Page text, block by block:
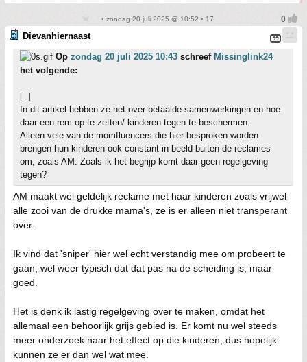
• zondag 20 juli 2025 @ 10:52 • 17
Dievanhiernaast
Op zondag 20 juli 2025 10:43 schreef Missinglink24
het volgende:
[..]
In dit artikel hebben ze het over betaalde samenwerkingen en hoe
daar een rem op te zetten/ kinderen tegen te beschermen.
Alleen vele van de momfluencers die hier besproken worden
brengen hun kinderen ook constant in beeld buiten de reclames
om, zoals AM. Zoals ik het begrijp komt daar geen regelgeving
tegen?
AM maakt wel geldelijk reclame met haar kinderen zoals vrijwel
alle zooi van de drukke mama's, ze is er alleen niet transperant
over.
Ik vind dat 'sniper' hier wel echt verstandig mee om probeert te
gaan, wel weer typisch dat dat pas na de scheiding is, maar
goed.
Het is denk ik lastig regelgeving over te maken, omdat het
allemaal een behoorlijk grijs gebied is. Er komt nu wel steeds
meer onderzoek naar het effect op die kinderen, dus hopelijk
kunnen ze er dan wel wat mee.